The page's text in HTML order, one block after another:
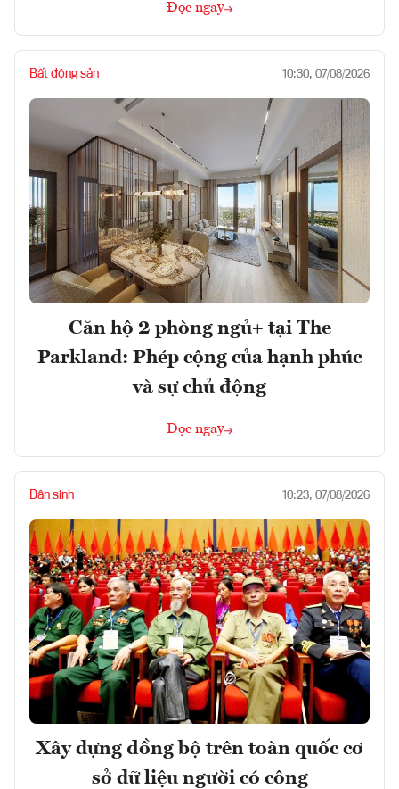
Đọc ngay
Bất động sản 10:30, 07/08/2026
Căn hộ 2 phòng ngủ+ tại The
Parkland: Phép cộng của hạnh phúc
và sự chủ động
Đọc ngay
Dân sinh 10:23, 07/08/2026
Xây dựng đồng bộ trên toàn quốc cơ
sở dữ liệu người có công